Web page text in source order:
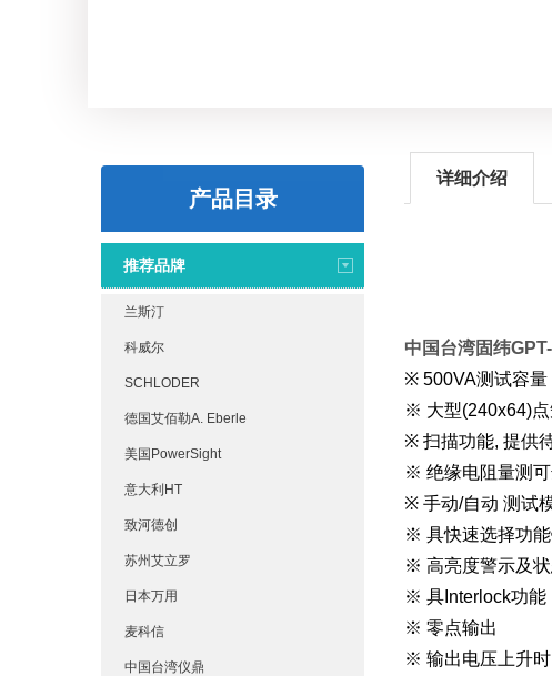
产品目录
推荐品牌
兰斯汀
科威尔
SCHLODER
德国艾佰勒A. Eberle
美国PowerSight
意大利HT
致河德创
苏州艾立罗
日本万用
麦科信
中国台湾仪鼎
详细介绍
中国台湾固纬
※ 500VA测试容量
※ 大型(240x64)
※ 扫描功能, 提供
※ 绝缘电阻量测
※ 手动/自动 测试
※ 具快速选择功
※ 高亮度警示及
※ 具Interlock功能
※ 零点输出
※ 输出电压上升时